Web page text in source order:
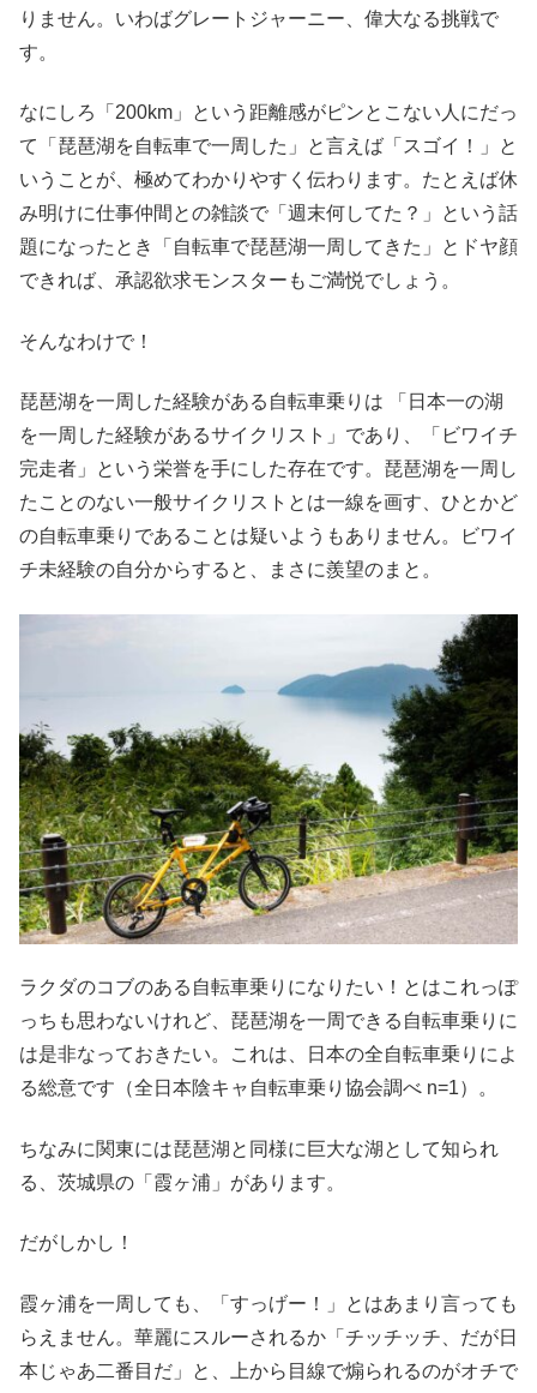
りません。いわばグレートジャーニー、偉大なる挑戦で
す。
なにしろ「200km」という距離感がピンとこない人にだっ
て「琵琶湖を自転車で一周した」と言えば「スゴイ！」と
いうことが、極めてわかりやすく伝わります。たとえば休
み明けに仕事仲間との雑談で「週末何してた？」という話
題になったとき「自転車で琵琶湖一周してきた」とドヤ顔
できれば、承認欲求モンスターもご満悦でしょう。
そんなわけで！
琵琶湖を一周した経験がある自転車乗りは 「日本一の湖
を一周した経験があるサイクリスト」であり、「ビワイチ
完走者」という栄誉を手にした存在です。琵琶湖を一周し
たことのない一般サイクリストとは一線を画す、ひとかど
の自転車乗りであることは疑いようもありません。ビワイ
チ未経験の自分からすると、まさに羨望のまと。
ラクダのコブのある自転車乗りになりたい！とはこれっぽ
っちも思わないけれど、琵琶湖を一周できる自転車乗りに
は是非なっておきたい。これは、日本の全自転車乗りによ
る総意です（全日本陰キャ自転車乗り協会調べ n=1）。
ちなみに関東には琵琶湖と同様に巨大な湖として知られ
る、茨城県の「霞ヶ浦」があります。
だがしかし！
霞ヶ浦を一周しても、「すっげー！」とはあまり言っても
らえません。華麗にスルーされるか「チッチッチ、だが日
本じゃあ二番目だ」と、上から目線で煽られるのがオチで